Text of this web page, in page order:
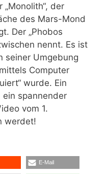
der
des Mars-Mond
Der „Phobos
nennt. Es ist
seiner Umgebung
Computer
wurde. Ein
ein spannender
vom 1.
werdet!
E-Mail